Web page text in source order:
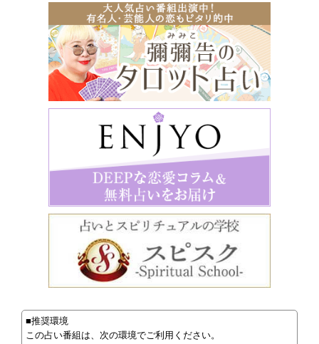
■推奨環境
この占い番組は、次の環境でご利用ください。